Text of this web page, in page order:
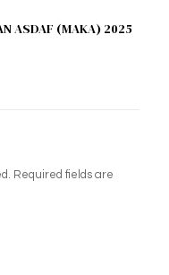
ASDAF (MAKA) 2025
Required fields are